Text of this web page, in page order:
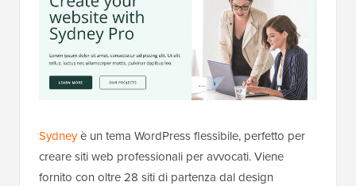
Sydneyè un tema WordPress flessibile, perfetto per
creare siti web professionali per avvocati. Viene
fornito con oltre 28 siti di partenza dal design